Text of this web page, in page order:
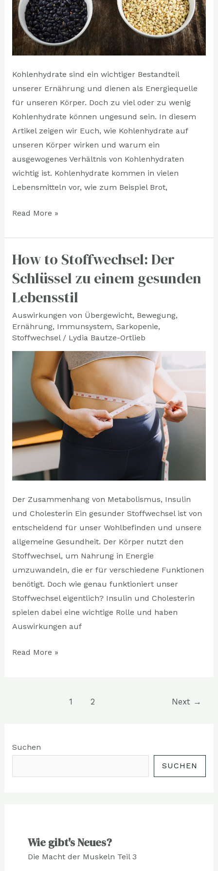
Kohlenhydrate sind ein wichtiger Bestandteil
unserer Ernährung und dienen als Energiequelle
für unseren Körper. Doch zu viel oder zu wenig
Kohlenhydrate können ungesund sein. In diesem
Artikel zeigen wir Euch, wie Kohlenhydrate auf
unseren Körper wirken und warum ein
ausgewogenes Verhältnis von Kohlenhydraten
wichtig ist. Kohlenhydrate kommen in vielen
Lebensmitteln vor, wie zum Beispiel Brot,
Read More »
How to Stoffwechsel: Der
Schlüssel zu einem gesunden
Lebensstil
Auswirkungen von Übergewicht, Bewegung,
Ernährung, Immunsystem, Sarkopenie,
Stoffwechsel/ Lydia Bautze-Ortlieb
Der Zusammenhang von Metabolismus, Insulin
und Cholesterin Ein gesunder Stoffwechsel ist von
entscheidend für unser Wohlbefinden und unsere
allgemeine Gesundheit. Der Körper nutzt den
Stoffwechsel, um Nahrung in Energie
umzuwandeln, die er für verschiedene Funktionen
benötigt. Doch wie genau funktioniert unser
Stoffwechsel eigentlich? Insulin und Cholesterin
spielen dabei eine wichtige Rolle und haben
Auswirkungen auf
How
Stoffwechsel:
Der
Schlüssel
zu
einem
gesunden
Lebensstil
Read More »
1 2 Next →
Suchen
SUCHEN
Wie gibt's Neues?
Die Macht der Muskeln Teil 3